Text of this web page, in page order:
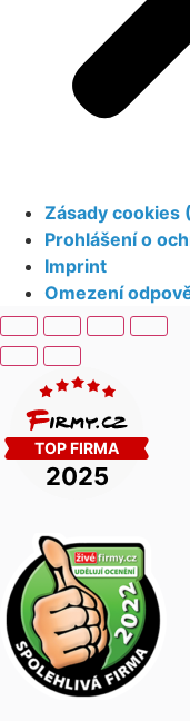
Zásady cookies
Prohlášení o
Imprint
Omezení